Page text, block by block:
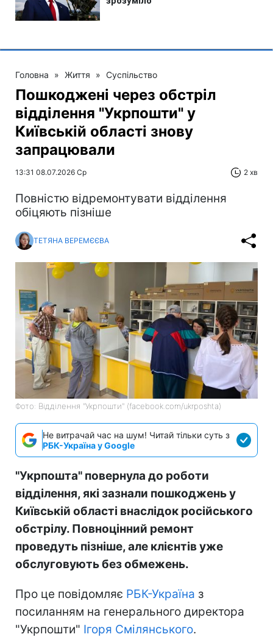
Головна » Життя » Суспільство
Пошкоджені через обстріл
відділення "Укрпошти" у
Київській області знову
запрацювали
13:31 08.07.2026 Ср 2 хв
Повністю відремонтувати відділення
обіцяють пізніше
ТЕТЯНА ВЕРЕМЄЄВА
Фото: Відділення "Укрпошти" (facebook.com/ukrposhta)
Не витрачай час на шум! Читай тільки суть з
РБК-Україна у Google
"Укрпошта" повернула до роботи
відділення, які зазнали пошкоджень у
Київській області внаслідок російського
обстрілу. Повноцінний ремонт
проведуть пізніше, але клієнтів уже
обслуговують без обмежень.
Про це повідомляє РБК-Україна з
посиланням на генерального директора
"Укрпошти" Ігоря Смілянського.